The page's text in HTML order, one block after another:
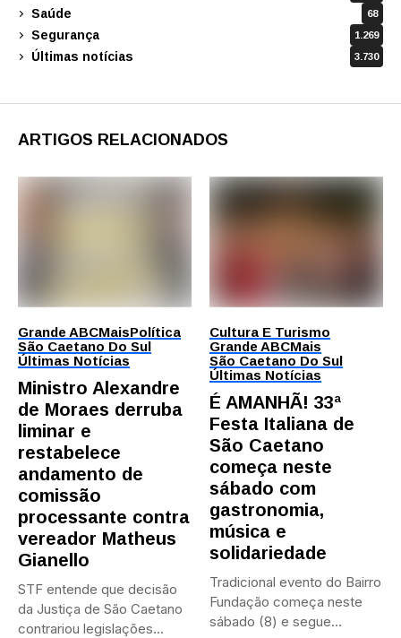
Saúde 68
Segurança 1.269
Últimas notícias 3.730
ARTIGOS RELACIONADOS
Grande ABCMaisPolítica
São Caetano Do Sul
Últimas Notícias
Ministro Alexandre
de Moraes derruba
liminar e
restabelece
andamento de
comissão
processante contra
vereador Matheus
Gianello
STF entende que decisão
da Justiça de São Caetano
contrariou legislações
Cultura E Turismo
Grande ABCMais
São Caetano Do Sul
Últimas Notícias
É AMANHÃ! 33ª
Festa Italiana de
São Caetano
começa neste
sábado com
gastronomia,
música e
solidariedade
Tradicional evento do Bairro
Fundação começa neste
sábado (8) e segue